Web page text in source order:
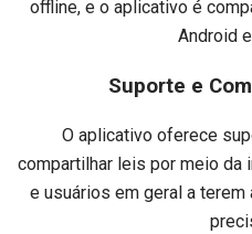
offline, e o aplicativo é
Android
Suporte e
O aplicativo oferece
compartilhar leis por meio da
e usuários em geral a